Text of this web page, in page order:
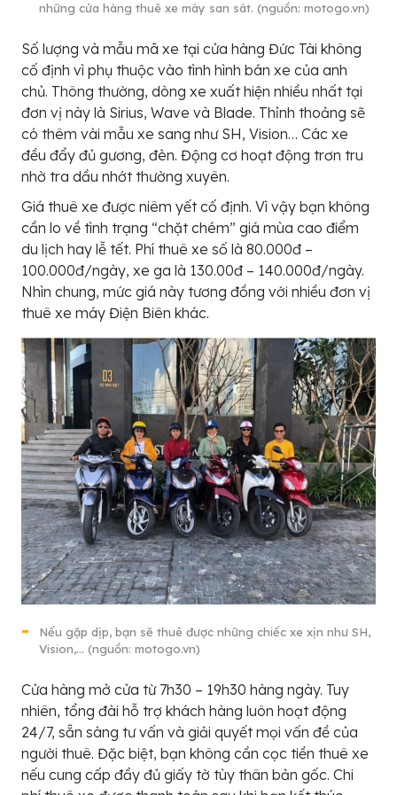
những cửa hàng thuê xe máy san sát. (nguồn: motogo.vn)
Số lượng và mẫu mã xe tại cửa hàng Đức Tài không
cố định vì phụ thuộc vào tình hình bán xe của anh
chủ. Thông thường, dòng xe xuất hiện nhiều nhất tại
đơn vị này là Sirius, Wave và Blade. Thỉnh thoảng sẽ
có thêm vài mẫu xe sang như SH, Vision… Các xe
đều đẩy đủ gương, đèn. Động cơ hoạt động trơn tru
nhờ tra dầu nhớt thường xuyên.
Giá thuê xe được niêm yết cố định. Vì vậy bạn không
cần lo về tình trạng “chặt chém” giá mùa cao điểm
du lịch hay lễ tết. Phí thuê xe số là 80.000đ –
100.000đ/ngày, xe ga là 130.00đ – 140.000đ/ngày.
Nhìn chung, mức giá này tương đồng với nhiều đơn vị
thuê xe máy Điện Biên khác.
Nếu gặp dịp, bạn sẽ thuê được những chiếc xe xịn như SH,
Vision,… (nguồn: motogo.vn)
Cửa hàng mở cửa từ 7h30 – 19h30 hàng ngày. Tuy
nhiên, tổng đài hỗ trợ khách hàng luôn hoạt động
24/7, sẵn sàng tư vấn và giải quyết mọi vấn đề của
người thuê. Đặc biệt, bạn không cần cọc tiền thuê xe
nếu cung cấp đầy đủ giấy tờ tùy thân bản gốc. Chi